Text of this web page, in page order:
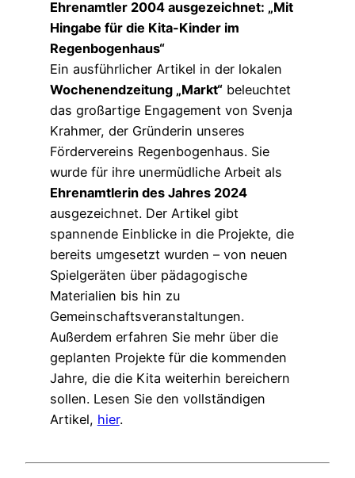
Ehrenamtler 2004 ausgezeichnet: „Mit
Hingabe für die Kita-Kinder im
Regenbogenhaus“
Ein ausführlicher Artikel in der lokalen
Wochenendzeitung „Markt“beleuchtet
das großartige Engagement von Svenja
Krahmer, der Gründerin unseres
Fördervereins Regenbogenhaus. Sie
wurde für ihre unermüdliche Arbeit als
Ehrenamtlerin des Jahres 2024
ausgezeichnet. Der Artikel gibt
spannende Einblicke in die Projekte, die
bereits umgesetzt wurden – von neuen
Spielgeräten über pädagogische
Materialien bis hin zu
Gemeinschaftsveranstaltungen.
Außerdem erfahren Sie mehr über die
geplanten Projekte für die kommenden
Jahre, die die Kita weiterhin bereichern
sollen. Lesen Sie den vollständigen
Artikel, hier.